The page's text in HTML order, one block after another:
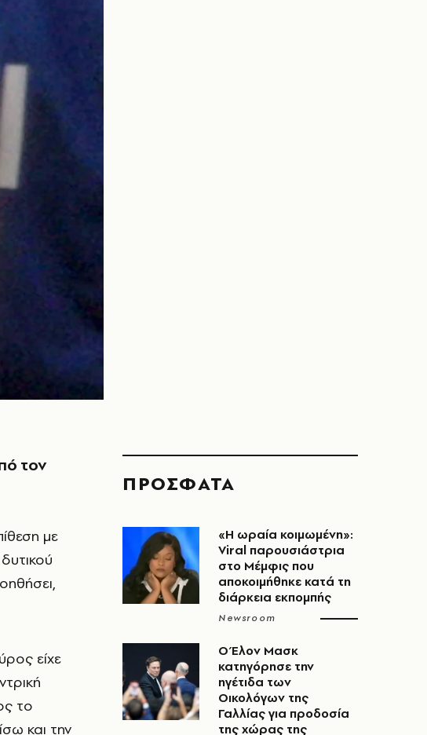
τον
με
είχε
το
και την
ΠΡΟΣΦΑΤΑ
«H ωραία κοιμωμένη»:
Viral παρουσιάστρια
στο Μέμφις που
αποκοιμήθηκε κατά τη
διάρκεια εκπομπής
Newsroom
Ο Έλον Μασκ
κατηγόρησε την
ηγέτιδα των
Οικολόγων της
Γαλλίας για προδοσία
της χώρας της